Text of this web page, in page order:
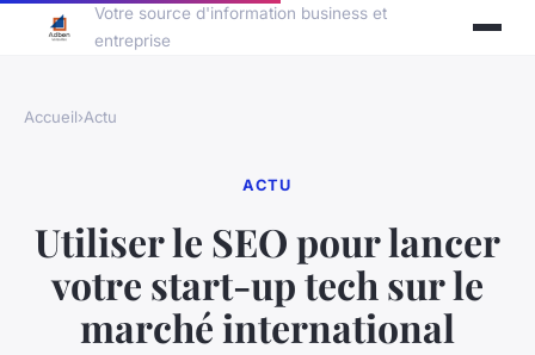
Votre source d'information business et
entreprise
Accueil›Actu
ACTU
Utiliser le SEO pour lancer
votre start-up tech sur le
marché international